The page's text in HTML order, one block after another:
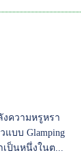
งความหรูหรา
บบ Glamping
เป็นหนึ่งในต...